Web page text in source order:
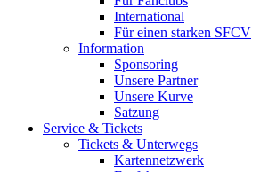
International
Für einen starken SFCV
Information
Sponsoring
Unsere Partner
Unsere Kurve
Satzung
Service & Tickets
Tickets & Unterwegs
Kartennetzwerk